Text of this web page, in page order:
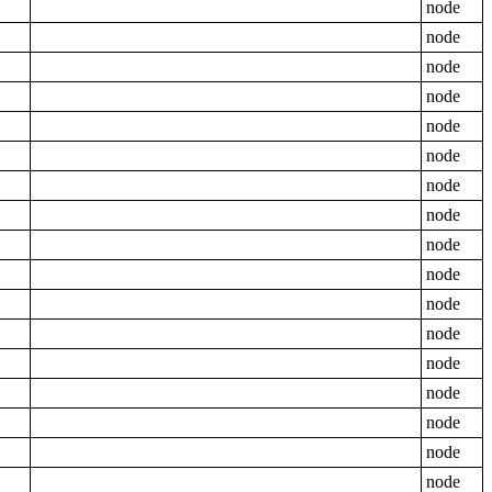
node
node
node
node
node
node
node
node
node
node
node
node
node
node
node
node
node